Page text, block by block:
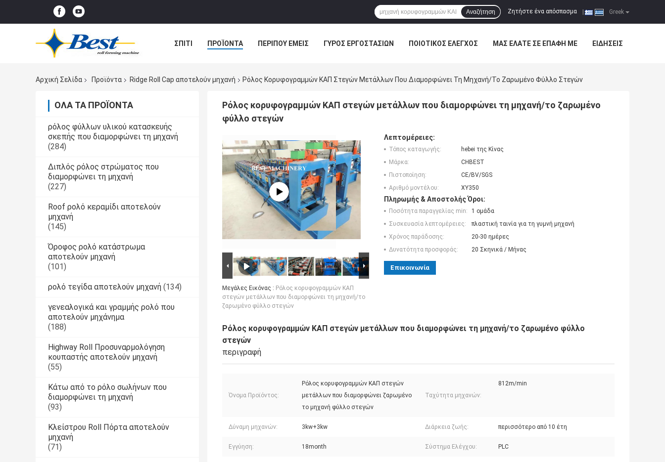
Greek
Ζητήστε ένα απόσπασμα
Αναζήτηση
ΣΠΊΤΙ ΠΡΟΪΌΝΤΑ ΠΕΡΊΠΟΥ ΕΜΕΊΣ ΓΎΡΟΣ ΕΡΓΟΣΤΑΣΊΩΝ ΠΟΙΟΤΙΚΌΣ ΈΛΕΓΧΟΣ ΜΑΣ ΕΛΆΤΕ ΣΕ ΕΠΑΦΉ ΜΕ ΕΙΔΉΣΕΙΣ
Αρχική Σελίδα
Προϊόντα Ridge Roll Cap αποτελούν μηχανή Ρόλος Κορυφογραμμών ΚΑΠ Στεγών Μετάλλων Που Διαμορφώνει Τη Μηχανή/το Ζαρωμένο Φύλλο Στεγών
ΌΛΑ ΤΑ ΠΡΟΪΌΝΤΑ
ρόλος φύλλων υλικού κατασκευής
σκεπής που διαμορφώνει τη μηχανή
(284)
Διπλός ρόλος στρώματος που
διαμορφώνει τη μηχανή
(227)
Roof ρολό κεραμίδι αποτελούν
μηχανή
(145)
Όροφος ρολό κατάστρωμα
αποτελούν μηχανή
(101)
ρολό τεγίδα αποτελούν μηχανή (134)
γενεαλογικά και γραμμής ρολό που
αποτελούν μηχάνημα
(188)
Highway Roll Προσυναρμολόγηση
κουπαστής αποτελούν μηχανή
(55)
Κάτω από το ρόλο σωλήνων που
διαμορφώνει τη μηχανή
(93)
Κλείστρου Roll Πόρτα αποτελούν
μηχανή
(71)
Ρόλος κορυφογραμμών ΚΑΠ στεγών μετάλλων που διαμορφώνει τη μηχανή/το ζαρωμένο
φύλλο στεγών
Μεγάλες Εικόνας : Ρόλος κορυφογραμμών ΚΑΠ
στεγών μετάλλων που διαμορφώνει τη μηχανή/το
ζαρωμένο φύλλο στεγών
Λεπτομέρειες:
Τόπος καταγωγής:
hebei της Κίνας
Μάρκα:
CHBEST
Πιστοποίηση:
CE/BV/SGS
Αριθμό μοντέλου:
XY350
Πληρωμής & Αποστολής Όροι:
Ποσότητα παραγγελίας min:
1 ομάδα
Συσκευασία λεπτομέρειες:
πλαστική ταινία για τη γυμνή μηχανή
Χρόνος παράδοσης:
20-30 ημέρες
Δυνατότητα προσφοράς:
20 Σκηνικά / Μήνας
Επικοινωνία
Ρόλος κορυφογραμμών ΚΑΠ στεγών μετάλλων που διαμορφώνει τη μηχανή/το ζαρωμένο φύλλο
στεγών
περιγραφή
Όνομα Προϊόντος:
Ρόλος κορυφογραμμών ΚΑΠ στεγών
μετάλλων που διαμορφώνει ζαρωμένο
το μηχανή φύλλο στεγών
Ταχύτητα μηχανών:
812m/min
Δύναμη μηχανών: 3kw+3kw Διάρκεια ζωής: περισσότερο από 10 έτη
Εγγύηση: 18month Σύστημα Ελέγχου: PLC